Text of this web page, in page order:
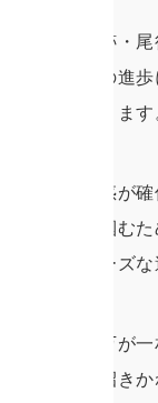
トナーの追跡・
年では技術の進
に手に入ります
すれば、疑惑が
的な証拠を掴む
査のスムーズな
伴います。万が
係の悪化を招き